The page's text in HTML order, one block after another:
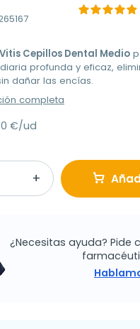
Cepillos Dental Medio
profunda y eficaz,
dañar las encías.
completa
€/ud
¿Necesitas ayuda? Pide